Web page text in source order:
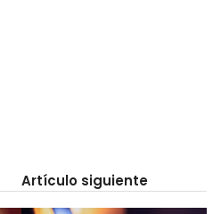
Artículo siguiente